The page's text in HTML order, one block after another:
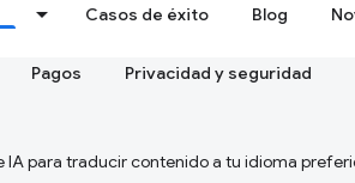
Casos de éxito Blog
Pagos Privacidad y seguridad
para traducir contenido a tu idioma